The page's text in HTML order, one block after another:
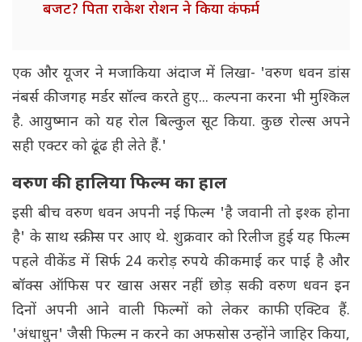
बजट? पिता राकेश रोशन ने किया कंफर्म
एक और यूजर ने मजाकिया अंदाज में लिखा- 'वरुण धवन डांस
नंबर्स की जगह मर्डर सॉल्व करते हुए... कल्पना करना भी मुश्किल
है. आयुष्मान को यह रोल बिल्कुल सूट किया. कुछ रोल्स अपने
सही एक्टर को ढूंढ ही लेते हैं.'
वरुण की हालिया फिल्म का हाल
इसी बीच वरुण धवन अपनी नई फिल्म 'है जवानी तो इश्क होना
है' के साथ स्क्रीन्स पर आए थे. शुक्रवार को रिलीज हुई यह फिल्म
पहले वीकेंड में सिर्फ 24 करोड़ रुपये की कमाई कर पाई है और
बॉक्स ऑफिस पर खास असर नहीं छोड़ सकी. वरुण धवन इन
दिनों अपनी आने वाली फिल्मों को लेकर काफी एक्टिव हैं.
'अंधाधुन' जैसी फिल्म न करने का अफसोस उन्होंने जाहिर किया,